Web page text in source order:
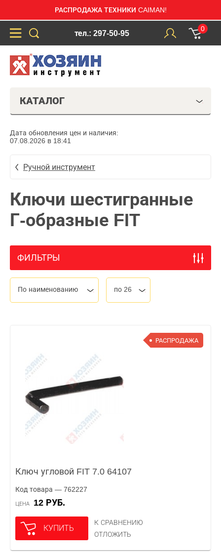
РАСПРОДАЖА ТЕХНИКИ CAIMAN!
тел.: 297-50-95
0
КАТАЛОГ
Дата обновления цен и наличия:
07.08.2026 в 18:41
Ручной инструмент
Ключи шестигранные
Г-образные FIT
ФИЛЬТРЫ
По наименованию по 26
РАСПРОДАЖА
Ключ угловой FIT 7.0 64107
Код товара — 762227
ЦЕНА 12 РУБ.
КУПИТЬ
К СРАВНЕНИЮ
ОТЛОЖИТЬ